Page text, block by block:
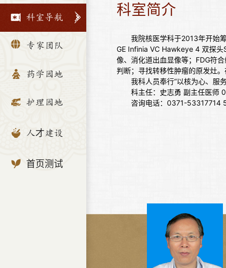
科室导航
专家团队
药学园地
护理园地
人才建设
首页测试
科室简介
我院核医学科于2013年开始
GE Infinia VC Hawkeye 4 双探头
像、消化道出血显像等；FDG符
判断；寻找转移性肿瘤的原发灶
我科人员奉行“以核为心、服
科主任：史志勇 副主任医师
咨询电话：0371-53317714